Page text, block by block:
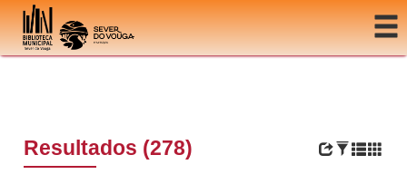
Ir para o conteúdo
Resultados (278)